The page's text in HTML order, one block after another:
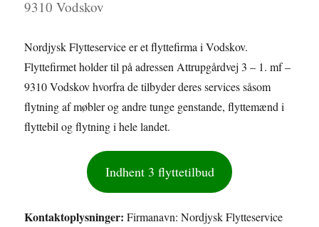
9310 Vodskov
Nordjysk Flytteservice er et flyttefirma i Vodskov.
Flyttefirmet holder til på adressen Attrupgårdvej 3 – 1. mf –
9310 Vodskov hvorfra de tilbyder deres services såsom
flytning af møbler og andre tunge genstande, flyttemænd i
flyttebil og flytning i hele landet.
Indhent 3 flyttetilbud
Kontaktoplysninger: Firmanavn: Nordjysk Flytteservice